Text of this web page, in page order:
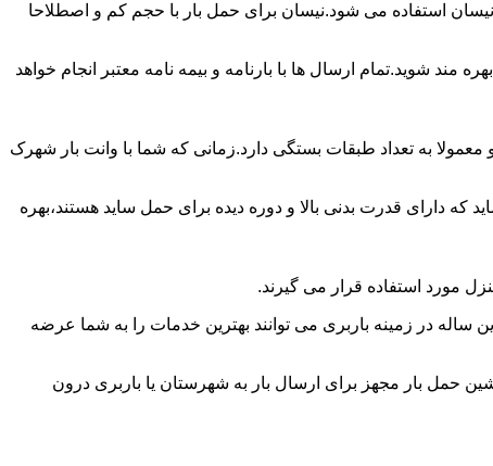
بار شهرک ژاندارمری بار همه روزه انجام می شود.برای حمل و جابجایی بار با تناژ زیر 2 تن معمولا از نیسان استفاده می شود.نیسان برای حمل بار با حجم کم و اصطلاحا
شوید.تمام ارسال ها با بارنامه و بیمه نامه معتبر انجام خواهد
به تعداد طبقات بستگی دارد.زمانی که شما با وانت بار شهرک
قدرت بدنی بالا و دوره دیده برای حمل ساید هستند،بهره
مورد استفاده قرار می گیرند.
ساله در زمینه باربری می توانند بهترین خدمات را به شما عرضه
حمل بار مجهز برای ارسال بار به شهرستان یا باربری درون